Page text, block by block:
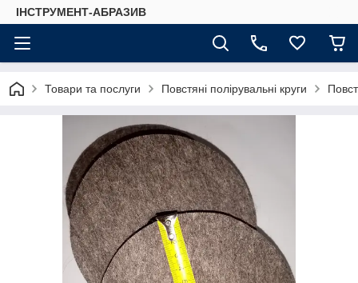
ІНСТРУМЕНТ-АБРАЗИВ
Товари та послуги Повстяні полірувальні круги